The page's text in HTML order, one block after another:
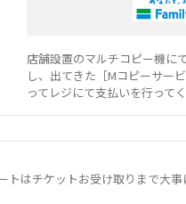
店舗設置のマルチコピー機に
し、出てきた［Mコピーサー
ってレジにて支払いを行って
トはチケットお受け取りまで大